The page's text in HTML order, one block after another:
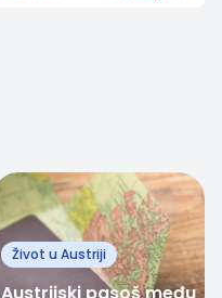
Život u Austriji